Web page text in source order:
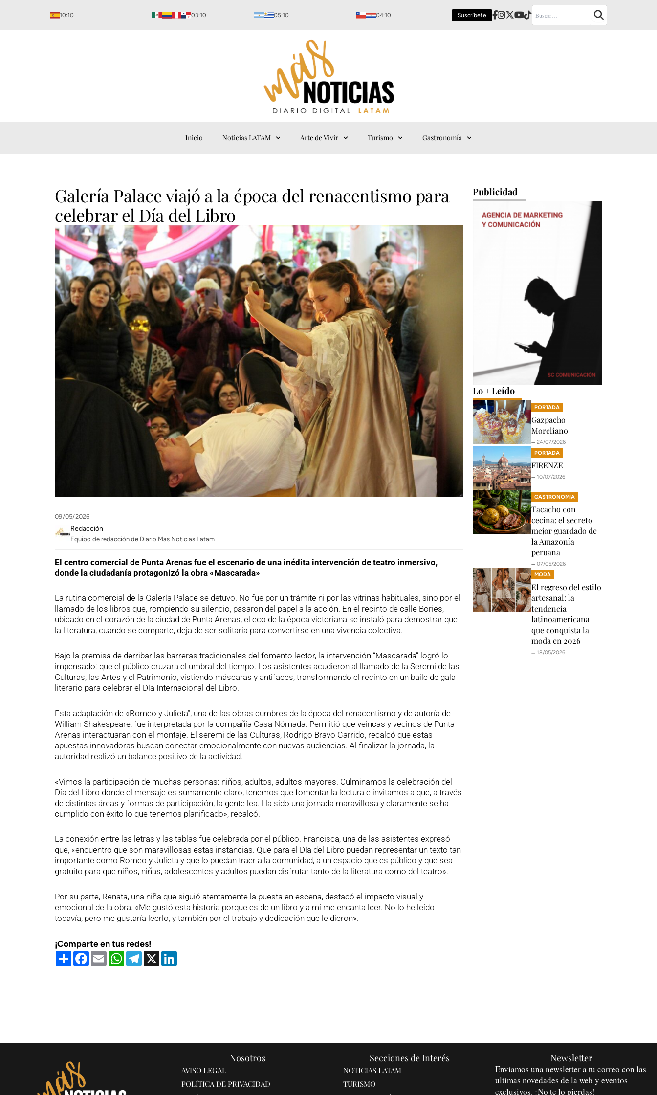
10:10 03:10 05:10 04:10 Suscríbete
Inicio Noticias LATAM Arte de Vivir Turismo Gastronomía
Galería Palace viajó a la época del renacentismo para
celebrar el Día del Libro
09/05/2026
Redacción
Equipo de redacción de Diario Mas Noticias Latam
El centro comercial de Punta Arenas fue el escenario de una inédita intervención de teatro inmersivo,
donde la ciudadanía protagonizó la obra «Mascarada»
La rutina comercial de la Galería Palace se detuvo. No fue por un trámite ni por las vitrinas habituales, sino por el
llamado de los libros que, rompiendo su silencio, pasaron del papel a la acción. En el recinto de calle Bories,
ubicado en el corazón de la ciudad de Punta Arenas, el eco de la época victoriana se instaló para demostrar que
la literatura, cuando se comparte, deja de ser solitaria para convertirse en una vivencia colectiva.
Bajo la premisa de derribar las barreras tradicionales del fomento lector, la intervención “Mascarada” logró lo
impensado: que el público cruzara el umbral del tiempo. Los asistentes acudieron al llamado de la Seremi de las
Culturas, las Artes y el Patrimonio, vistiendo máscaras y antifaces, transformando el recinto en un baile de gala
literario para celebrar el Día Internacional del Libro.
Esta adaptación de «Romeo y Julieta”, una de las obras cumbres de la época del renacentismo y de autoría de
William Shakespeare, fue interpretada por la compañía Casa Nómada. Permitió que veincas y vecinos de Punta
Arenas interactuaran con el montaje. El seremi de las Culturas, Rodrigo Bravo Garrido, recalcó que estas
apuestas innovadoras buscan conectar emocionalmente con nuevas audiencias. Al finalizar la jornada, la
autoridad realizó un balance positivo de la actividad.
«Vimos la participación de muchas personas: niños, adultos, adultos mayores. Culminamos la celebración del
Día del Libro donde el mensaje es sumamente claro, tenemos que fomentar la lectura e invitamos a que, a través
de distintas áreas y formas de participación, la gente lea. Ha sido una jornada maravillosa y claramente se ha
cumplido con éxito lo que tenemos planificado», recalcó.
La conexión entre las letras y las tablas fue celebrada por el público. Francisca, una de las asistentes expresó
que, «encuentro que son maravillosas estas instancias. Que para el Día del Libro puedan representar un texto tan
importante como Romeo y Julieta y que lo puedan traer a la comunidad, a un espacio que es público y que sea
gratuito para que niños, niñas, adolescentes y adultos puedan disfrutar tanto de la literatura como del teatro».
Por su parte, Renata, una niña que siguió atentamente la puesta en escena, destacó el impacto visual y
emocional de la obra. «Me gustó esta historia porque es de un libro y a mí me encanta leer. No lo he leído
todavía, pero me gustaría leerlo, y también por el trabajo y dedicación que le dieron».
¡Comparte en tus redes!
CompartirFacebook
EmailWhatsApp
Telegram
X
Publicidad
Lo + Leído
PORTADA
Gazpacho
Moreliano
🗕️ 24/07/2026
PORTADA
FIRENZE
🗕️ 10/07/2026
GASTRONOMíA
Tacacho con
cecina: el secreto
mejor guardado de
la Amazonía
peruana
🗕️ 07/05/2026
MODA
El regreso del estilo
artesanal: la
tendencia
latinoamericana
que conquista la
moda en 2026
🗕️ 18/05/2026
Nosotros
AVISO LEGAL
POLÍTICA DE PRIVACIDAD
Secciones de Interés
NOTICIAS LATAM
TURISMO
Newsletter
Enviamos una newsletter a tu correo con las
ultimas novedades de la web y eventos
exclusivos. ¡No te lo pierdas!